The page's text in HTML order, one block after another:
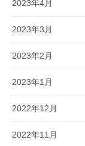
2023年4月
2023年3月
2023年2月
2023年1月
2022年12月
2022年11月